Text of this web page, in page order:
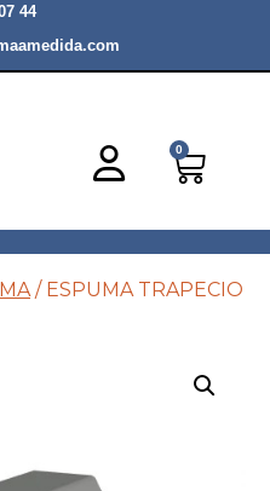
44
0
/ ESPUMA TRAPECIO